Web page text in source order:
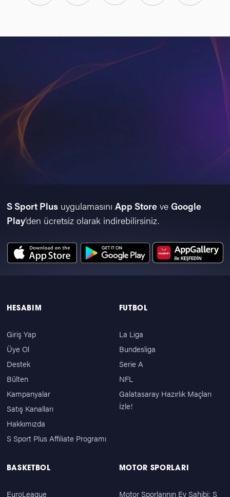
S Sport Plusuygulamasını App Storeve Google
Play’den ücretsiz olarak indirebilirsiniz.
HESABIM
Giriş Yap
Üye Ol
Destek
Bülten
Kampanyalar
Satış Kanalları
Hakkımızda
S Sport Plus Affiliate Programı
FUTBOL
La Liga
Bundesliga
Serie A
NFL
Galatasaray Hazırlık Maçları
İzle!
BASKETBOL
EuroLeague
MOTOR SPORLARI
Motor Sporlarının Ev Sahibi: S